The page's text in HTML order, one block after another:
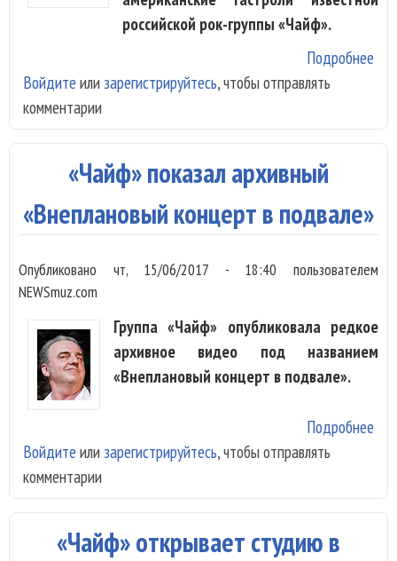
российской рок-группы «Чайф».
Подробнее
Войдите или зарегистрируйтесь, чтобы отправлять
комментарии
«Чайф» показал архивный
«Внеплановый концерт в подвале»
Опубликовано чт, 15/06/2017 - 18:40 пользователем
NEWSmuz.com
Группа «Чайф» опубликовала редкое
архивное видео под названием
«Внеплановый концерт в подвале».
Подробнее
Войдите или зарегистрируйтесь, чтобы отправлять
комментарии
«Чайф» открывает студию в